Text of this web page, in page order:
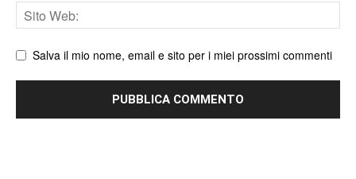
Sito
web
Salva il mio nome, email e sito per i miei prossimi commenti